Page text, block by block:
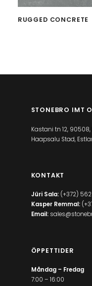
RUGGED CONCRETE
STONEBRO IMT
Kastani tn 12,
Haapsalu Stad,
KONTAKT
Jüri Sala: (+372)
Kasper Remmal:
Email:
ÖPPETTIDER
Måndag – Fredag
7:00 – 16:00